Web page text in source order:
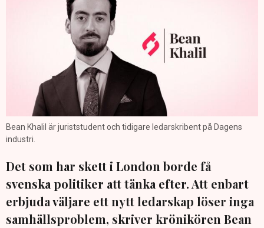
Bean Khalil är juriststudent och tidigare ledarskribent på Dagens
industri.
Det som har skett i London borde få
svenska politiker att tänka efter. Att enbart
erbjuda väljare ett nytt ledarskap löser inga
samhällsproblem, skriver krönikören Bean